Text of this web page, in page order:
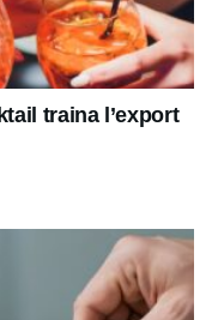
traina l’export